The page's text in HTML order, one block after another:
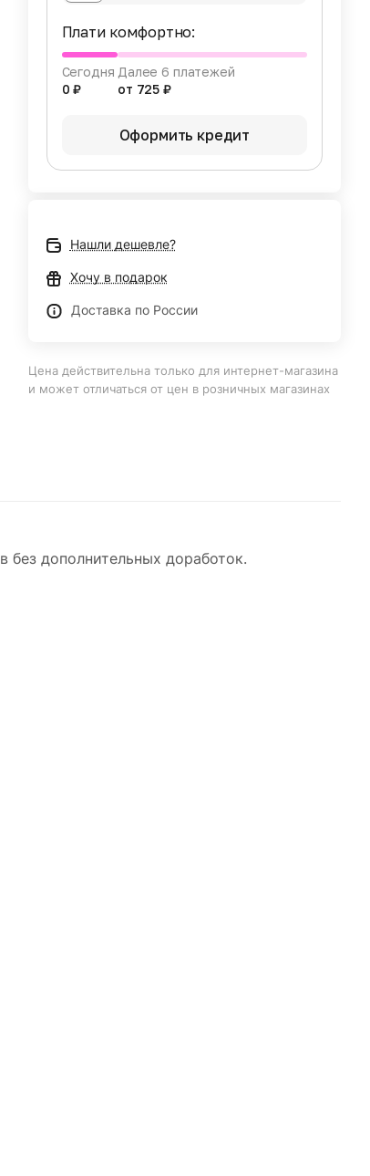
Плати комфортно:
Сегодня
0 ₽
Далее 6 платежей
от 725 ₽
Оформить кредит
Нашли дешевле?
Хочу в подарок
Доставка по России
Цена действительна только для интернет-магазина
и может отличаться от цен в розничных магазинах
без дополнительных доработок.